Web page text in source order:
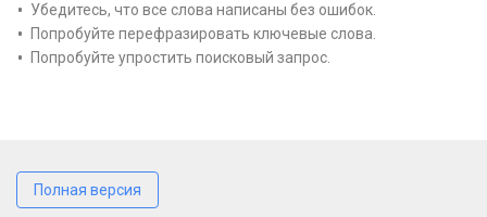
Убедитесь, что все слова написаны без ошибок.
Попробуйте перефразировать ключевые слова.
Попробуйте упростить поисковый запрос.
Полная версия